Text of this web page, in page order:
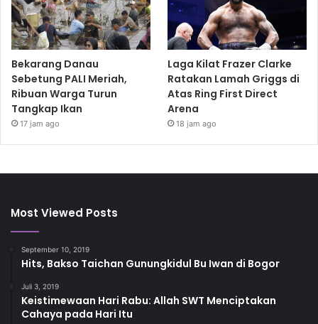
Bekarang Danau
Sebetung PALI Meriah,
Ribuan Warga Turun
Tangkap Ikan
17 jam ago
Laga Kilat Frazer Clarke
Ratakan Lamah Griggs di
Atas Ring First Direct
Arena
18 jam ago
Most Viewed Posts
September 10, 2019
Hits, Bakso Taichan Gunungkidul Bu Iwan di Bogor
Juli 3, 2019
Keistimewaan Hari Rabu: Allah SWT Menciptakan
Cahaya pada Hari Itu